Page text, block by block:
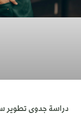
دراسة جدوى تطوير